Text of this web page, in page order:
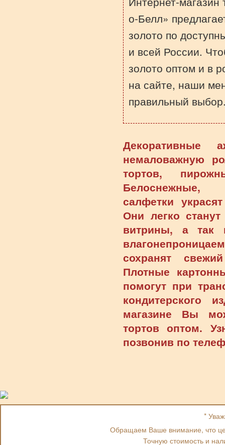
о-Белл»
золото по
и всей России.
золото оптом и в
на сайте, наши
правильный
Декоративные
немаловажную
тортов,
салфетки
Они легко
витрины, а так
сохранят
Плотные
помогут при
кондитерского
магазине Вы
тортов оптом.
позвонив по
*
Обращаем Ваше внимание, что
Точную стоимость и